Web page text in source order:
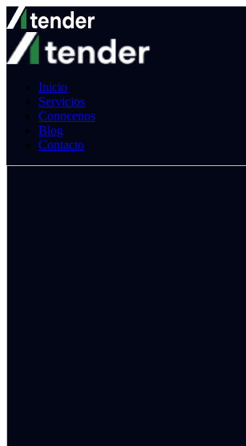
Inicio
Servicios
Conocenos
Blog
Contacto